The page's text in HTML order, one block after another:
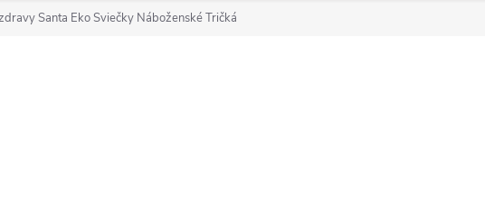
Santa Eko Sviečky Náboženské Tričká